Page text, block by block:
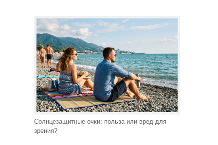
Солнцезащитные очки: польза или вред для
зрения?